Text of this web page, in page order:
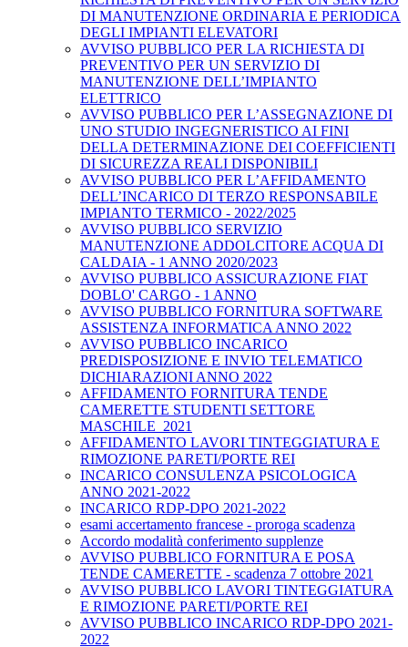
DI MANUTENZIONE ORDINARIA E PERIODICA
DEGLI IMPIANTI ELEVATORI
AVVISO PUBBLICO PER LA RICHIESTA DI
PREVENTIVO PER UN SERVIZIO DI
MANUTENZIONE DELL’IMPIANTO
ELETTRICO
AVVISO PUBBLICO PER L’ASSEGNAZIONE DI
UNO STUDIO INGEGNERISTICO AI FINI
DELLA DETERMINAZIONE DEI COEFFICIENTI
DI SICUREZZA REALI DISPONIBILI
AVVISO PUBBLICO PER L’AFFIDAMENTO
DELL’INCARICO DI TERZO RESPONSABILE
IMPIANTO TERMICO - 2022/2025
AVVISO PUBBLICO SERVIZIO
MANUTENZIONE ADDOLCITORE ACQUA DI
CALDAIA - 1 ANNO 2020/2023
AVVISO PUBBLICO ASSICURAZIONE FIAT
DOBLO' CARGO - 1 ANNO
AVVISO PUBBLICO FORNITURA SOFTWARE
ASSISTENZA INFORMATICA ANNO 2022
AVVISO PUBBLICO INCARICO
PREDISPOSIZIONE E INVIO TELEMATICO
DICHIARAZIONI ANNO 2022
AFFIDAMENTO FORNITURA TENDE
CAMERETTE STUDENTI SETTORE
MASCHILE_2021
AFFIDAMENTO LAVORI TINTEGGIATURA E
RIMOZIONE PARETI/PORTE REI
INCARICO CONSULENZA PSICOLOGICA
ANNO 2021-2022
INCARICO RDP-DPO 2021-2022
esami accertamento francese - proroga scadenza
Accordo modalità conferimento supplenze
AVVISO PUBBLICO FORNITURA E POSA
TENDE CAMERETTE - scadenza 7 ottobre 2021
AVVISO PUBBLICO LAVORI TINTEGGIATURA
E RIMOZIONE PARETI/PORTE REI
AVVISO PUBBLICO INCARICO RDP-DPO 2021-
2022